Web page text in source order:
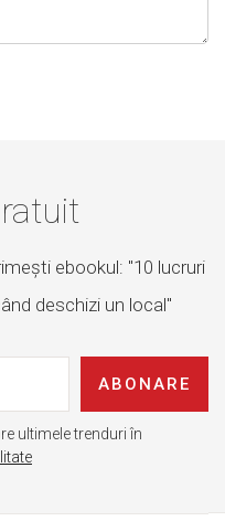
ebookul: "10 lucruri
deschizi un local"
ABONARE
ultimele trenduri în